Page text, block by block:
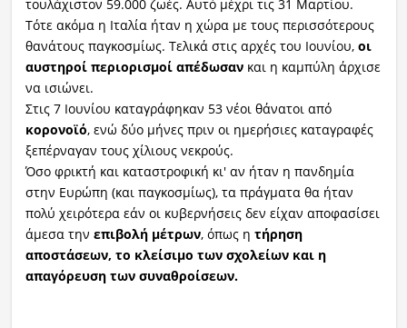
τουλάχιστον 59.000 ζωές. Αυτό μέχρι τις 31 Μαρτίου.
Τότε ακόμα η Ιταλία ήταν η χώρα με τους περισσότερους
θανάτους παγκοσμίως. Τελικά στις αρχές του Ιουνίου, οι
αυστηροί περιορισμοί απέδωσανκαι η καμπύλη άρχισε
να ισιώνει.
Στις 7 Ιουνίου καταγράφηκαν 53 νέοι θάνατοι από
κορονοϊό, ενώ δύο μήνες πριν οι ημερήσιες καταγραφές
ξεπέρναγαν τους χίλιους νεκρούς.
Όσο φρικτή και καταστροφική κι' αν ήταν η πανδημία
στην Ευρώπη (και παγκοσμίως), τα πράγματα θα ήταν
πολύ χειρότερα εάν οι κυβερνήσεις δεν είχαν αποφασίσει
άμεσα την επιβολή μέτρων, όπως η τήρηση
αποστάσεων, το κλείσιμο των σχολείων και η
απαγόρευση των συναθροίσεων.